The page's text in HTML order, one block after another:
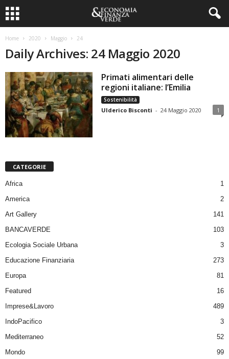
Home 2020 Maggio 24
Daily Archives: 24 Maggio 2020
Primati alimentari delle
regioni italiane: l’Emilia
Sostenibilità
Ulderico Bisconti - 24 Maggio 2020 1
CATEGORIE
Africa
1
America
2
Art Gallery
141
BANCAVERDE
103
Ecologia Sociale Urbana
3
Educazione Finanziaria
273
Europa
81
Featured
16
Imprese&Lavoro
489
IndoPacifico
3
Mediterraneo
52
Mondo
99